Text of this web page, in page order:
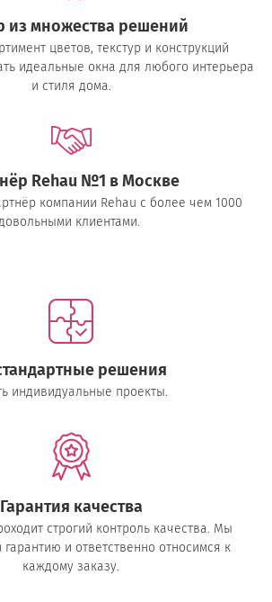
из множества решений
цветов, текстур и конструкций
идеальные окна для любого интерьера
и стиля дома.
Rehau №1 в Москве
компании Rehau с более чем 1000
клиентами.
решения
индивидуальные проекты.
Гарантия качества
строгий контроль качества. Мы
гарантию и ответственно относимся к
каждому заказу.